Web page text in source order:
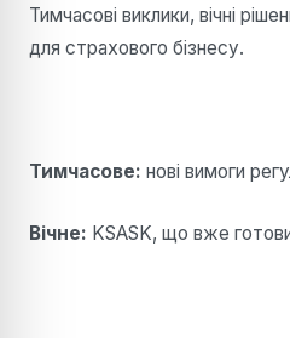
Тимчасові виклики, вічні
для страхового бізнесу.
Тимчасове: нові вимоги
Вічне: KSASK, що вже